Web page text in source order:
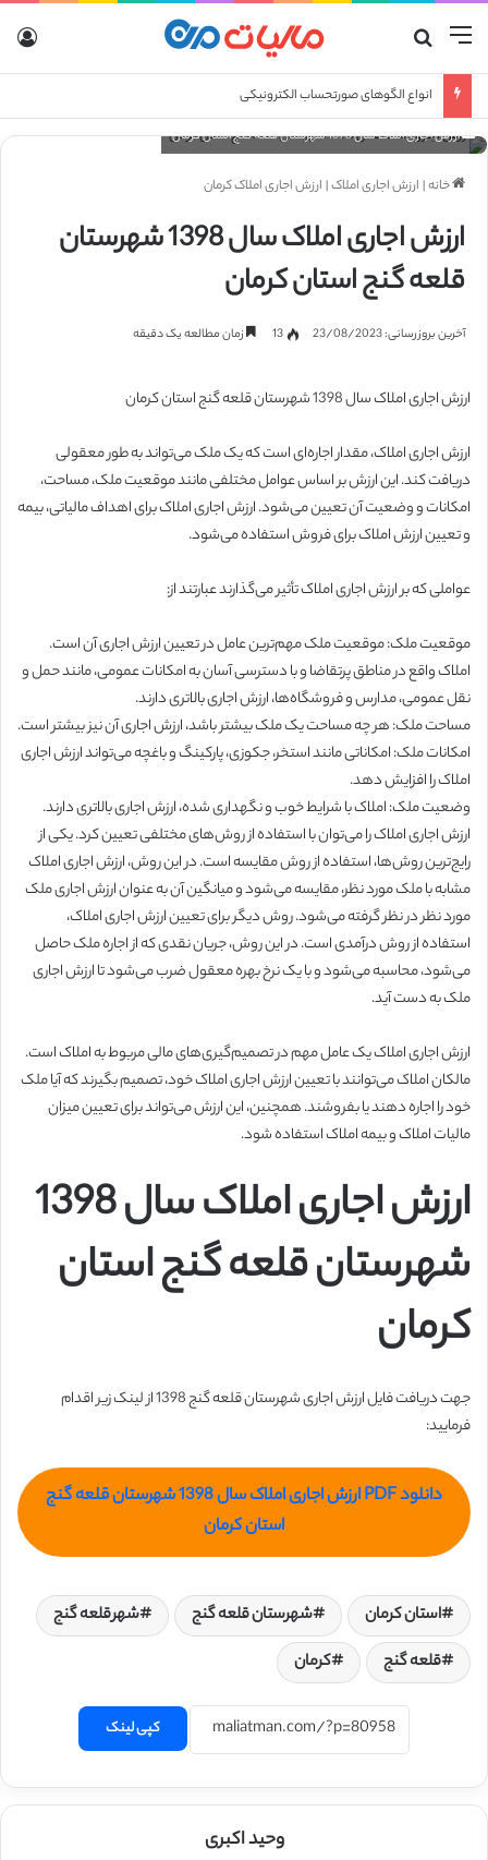
منو
انواع الگوهای صورتحساب الکترونیکی
ارزش اجاری املاک سال 1398 شهرستان قلعه گنج استان کرمان
خانه| ارزش اجاری املاک| ارزش اجاری املاک کرمان
ارزش اجاری املاک سال 1398 شهرستان
قلعه گنج استان کرمان
آخرین بروزرسانی: 23/08/2023 13 زمان مطالعه یک دقیقه
ارزش اجاری املاک سال 1398 شهرستان قلعه گنج استان کرمان
ارزش اجاری املاک، مقدار اجاره‌ای است که یک ملک می‌تواند به طور معقولی
دریافت کند. این ارزش بر اساس عوامل مختلفی مانند موقعیت ملک، مساحت،
امکانات و وضعیت آن تعیین می‌شود. ارزش اجاری املاک برای اهداف مالیاتی، بیمه
و تعیین ارزش املاک برای فروش استفاده می‌شود.
عواملی که بر ارزش اجاری املاک تأثیر می‌گذارند عبارتند از:
موقعیت ملک: موقعیت ملک مهم‌ترین عامل در تعیین ارزش اجاری آن است.
املاک واقع در مناطق پرتقاضا و با دسترسی آسان به امکانات عمومی، مانند حمل و
نقل عمومی، مدارس و فروشگاه‌ها، ارزش اجاری بالاتری دارند.
مساحت ملک: هر چه مساحت یک ملک بیشتر باشد، ارزش اجاری آن نیز بیشتر است.
امکانات ملک: امکاناتی مانند استخر، جکوزی، پارکینگ و باغچه می‌تواند ارزش اجاری
املاک را افزایش دهد.
وضعیت ملک: املاک با شرایط خوب و نگهداری شده، ارزش اجاری بالاتری دارند.
ارزش اجاری املاک را می‌توان با استفاده از روش‌های مختلفی تعیین کرد. یکی از
رایج‌ترین روش‌ها، استفاده از روش مقایسه است. در این روش، ارزش اجاری املاک
مشابه با ملک مورد نظر، مقایسه می‌شود و میانگین آن به عنوان ارزش اجاری ملک
مورد نظر در نظر گرفته می‌شود. روش دیگر برای تعیین ارزش اجاری املاک،
استفاده از روش درآمدی است. در این روش، جریان نقدی که از اجاره ملک حاصل
می‌شود، محاسبه می‌شود و با یک نرخ بهره معقول ضرب می‌شود تا ارزش اجاری
ملک به دست آید.
ارزش اجاری املاک یک عامل مهم در تصمیم‌گیری‌های مالی مربوط به املاک است.
مالکان املاک می‌توانند با تعیین ارزش اجاری املاک خود، تصمیم بگیرند که آیا ملک
خود را اجاره دهند یا بفروشند. همچنین، این ارزش می‌تواند برای تعیین میزان
مالیات املاک و بیمه املاک استفاده شود.
ارزش اجاری املاک سال 1398
شهرستان قلعه گنج استان
کرمان
جهت دریافت فایل ارزش اجاری شهرستان قلعه گنج 1398 از لینک زیر اقدام
فرمایید:
دانلود PDF ارزش اجاری املاک سال 1398 شهرستان قلعه گنج
استان کرمان
استان کرمان شهرستان قلعه گنج
شهرقلعه گنج
قلعه گنج
کرمان
کپی لینک
وحید اکبری